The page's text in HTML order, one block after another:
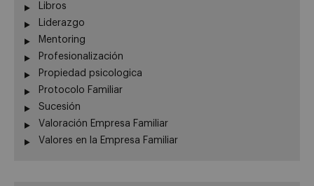
Libros
Liderazgo
Mentoring
Profesionalización
Propiedad psicologica
Protocolo Familiar
Sucesión
Valoración Empresa Familiar
Valores en la Empresa Familiar